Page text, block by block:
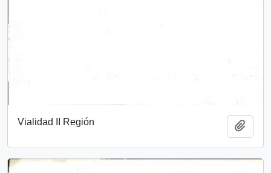
Vialidad II Región